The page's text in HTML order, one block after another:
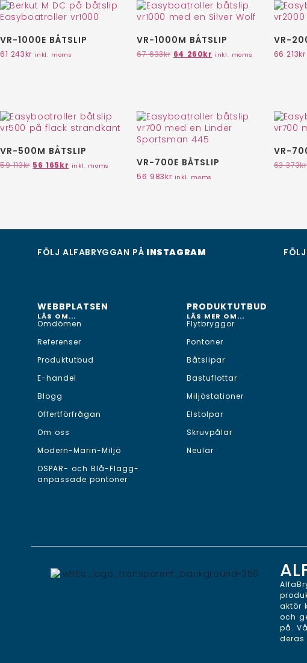
VR-1000E BÅTSLIP
61 243kr inkl. moms
VR-1000M BÅTSLIP
67 633kr 64 260kr inkl. moms
VR-
66 213kr
VR-500M BÅTSLIP
59 113kr 56 165kr inkl. moms VR-700E BÅTSLIP
56 983kr inkl. moms
VR-
63 373kr
FÖLJ ALFABRYGGAN PÅ INSTAGRAM
WEBBPLATSEN
LÄS OM...
Omdömen
Referenser
Produktutbud
E-handel
Blogg
Offertförfrågan
Om oss
Modern-Marin-Miljö
OSPAR- och Blå-Flagg-
anpassade pontoner
PRODUKTUTBUD
LÄS MER OM...
Flytbryggor
Pontoner
Båtslipar
Bastuflottar
Miljöstationer
Elstolpar
Skruvpålar
Neular
aktör
och
på.
deras